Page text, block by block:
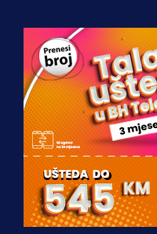
A Selekcija
Stigla
kluba: Jovo
transfer!?
3 sedmica 3 dan
A Selekcija
Zmajevi
Fudbaler
dres BiH!